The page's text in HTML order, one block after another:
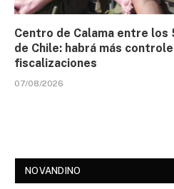
Centro de Calama entre
de Chile: habrá más
fiscalizaciones
07/08/2026
NOVANDINO